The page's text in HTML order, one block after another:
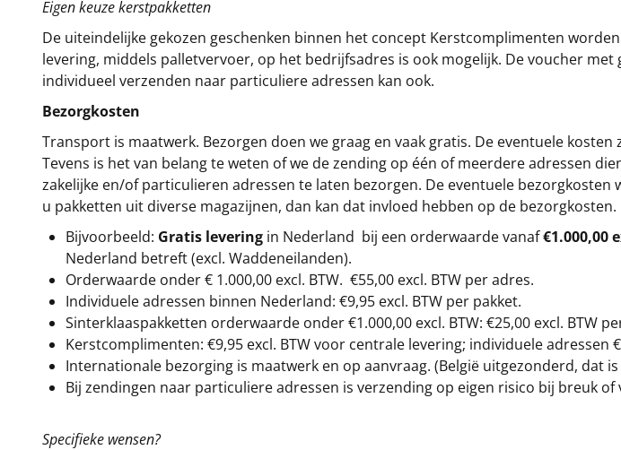
Eigen keuze kerstpakketten
De uiteindelijke gekozen geschenken binnen het concept Kerstcomplimenten
levering, middels palletvervoer, op het bedrijfsadres is ook mogelijk. De voucher
individueel verzenden naar particuliere adressen kan ook.
Bezorgkosten
Transport is maatwerk. Bezorgen doen we graag en vaak gratis. De eventuele
Tevens is het van belang te weten of we de zending op één of meerdere adressen
zakelijke en/of particulieren adressen te laten bezorgen. De eventuele
u pakketten uit diverse magazijnen, dan kan dat invloed hebben op de bezorgkosten.
Bijvoorbeeld: Gratis levering in Nederland bij een orderwaarde vanaf€1.000,00
Nederland betreft (excl. Waddeneilanden).
Orderwaarde onder € 1.000,00 excl. BTW. €55,00 excl. BTW per adres.
Individuele adressen binnen Nederland: €9,95 excl. BTW per pakket.
Sinterklaaspakketten orderwaarde onder €1.000,00 excl. BTW: €25,00 excl. BTW
Kerstcomplimenten: €9,95 excl. BTW voor centrale levering; individuele adressen
Internationale bezorging is maatwerk en op aanvraag. (België uitgezonderd, dat
Bij zendingen naar particuliere adressen is verzending op eigen risico bij breuk of
Specifieke wensen?